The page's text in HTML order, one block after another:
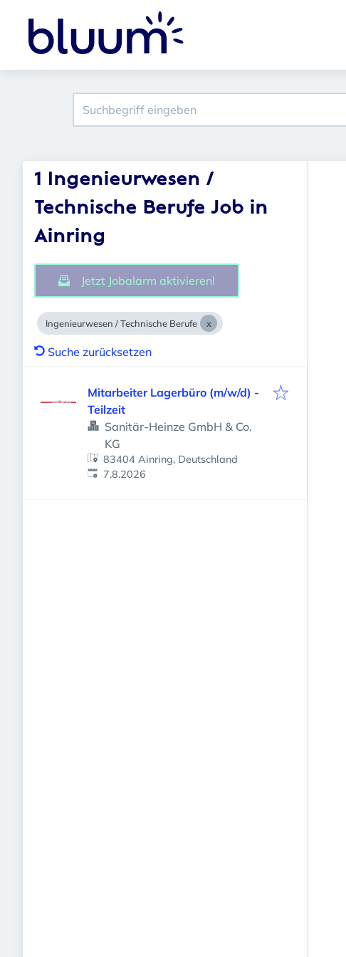
1 Ingenieurwesen /
Technische Berufe Job in
Ainring
Jetzt Jobalarm aktivieren!
Ingenieurwesen / Technische Berufe
Suche zurücksetzen
Mitarbeiter Lagerbüro (m/w/d) -
Teilzeit
Sanitär-Heinze GmbH & Co.
KG
83404 Ainring, Deutschland
Veröffentlicht
7.8.2026